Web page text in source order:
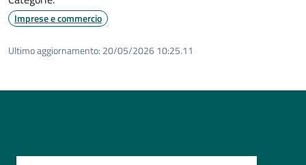
Imprese e commercio
Ultimo aggiornamento: 20/05/2026 10:25.11